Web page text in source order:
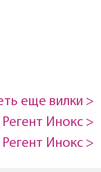
еще вилки >
Инокс >
Инокс >